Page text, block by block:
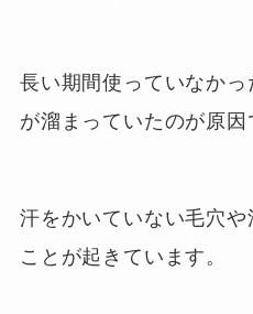
長い期間使っていなか
が溜まっていたのが原因
汗をかいていない毛穴
ことが起きています。